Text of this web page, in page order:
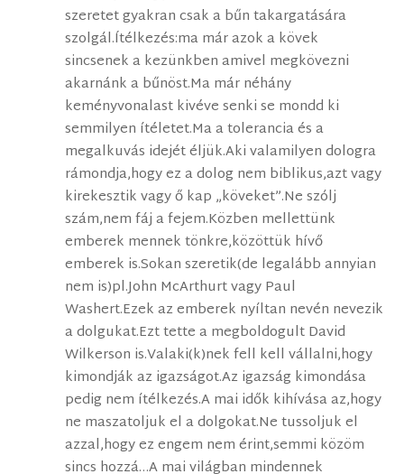
szeretet gyakran csak a bűn takargatására
szolgál.Ítélkezés:ma már azok a kövek
sincsenek a kezünkben amivel megkövezni
akarnánk a bűnöst.Ma már néhány
keményvonalast kivéve senki se mondd ki
semmilyen ítéletet.Ma a tolerancia és a
megalkuvás idejét éljük.Aki valamilyen dologra
rámondja,hogy ez a dolog nem biblikus,azt vagy
kirekesztik vagy ő kap „köveket”.Ne szólj
szám,nem fáj a fejem.Közben mellettünk
emberek mennek tönkre,közöttük hívő
emberek is.Sokan szeretik(de legalább annyian
nem is)pl.John McArthurt vagy Paul
Washert.Ezek az emberek nyíltan nevén nevezik
a dolgukat.Ezt tette a megboldogult David
Wilkerson is.Valaki(k)nek fell kell vállalni,hogy
kimondják az igazságot.Az igazság kimondása
pedig nem ítélkezés.A mai idők kihívása az,hogy
ne maszatoljuk el a dolgokat.Ne tussoljuk el
azzal,hogy ez engem nem érint,semmi közöm
sincs hozzá…A mai világban mindennek